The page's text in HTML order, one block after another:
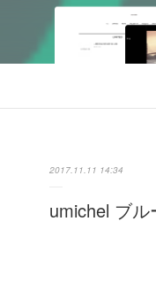
2017.11.11 14:34
umichel ブル